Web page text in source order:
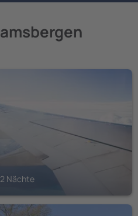
Nächte